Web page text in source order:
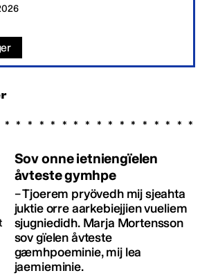
Sov onne ietniengïelen
åvteste gymhpe
– Tjoerem pryövedh mij sjeahta
juktie orre aarkebiejjien vueliem
sjugniedidh. Marja Mortensson
sov gïelen åvteste
gæmhpoeminie, mij lea
jaemieminie.